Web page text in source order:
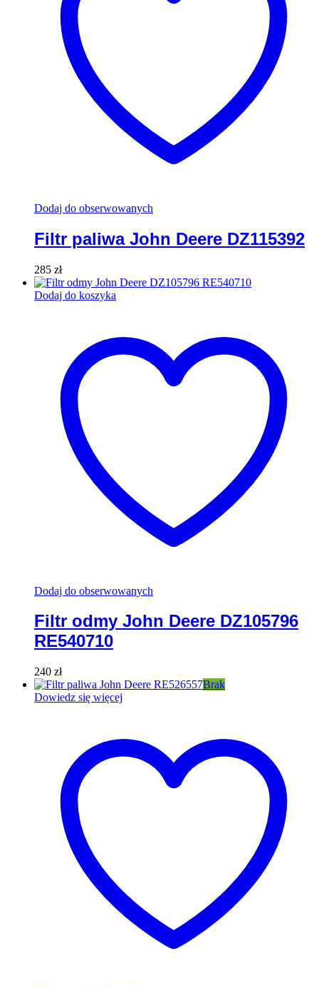
Dodaj do obserwowanych
Filtr paliwa John Deere DZ115392
285 zł
Dodaj do koszyka
Dodaj do obserwowanych
Filtr odmy John Deere DZ105796
RE540710
240 zł
Brak
Dowiedz się więcej